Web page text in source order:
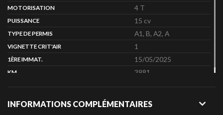
MOTORISATION 4 T
PUISSANCE 15 cv
TYPE DE PERMIS A1, B, A2, A
VIGNETTE CRIT'AIR 1
1ÈRE IMMAT. 15/05/2025
KM 3981
INFORMATIONS COMPLÉMENTAIRES